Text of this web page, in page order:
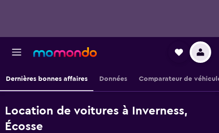
Dernières bonnes affaires Données Comparateur de
Location de voitures à Inverness,
Écosse